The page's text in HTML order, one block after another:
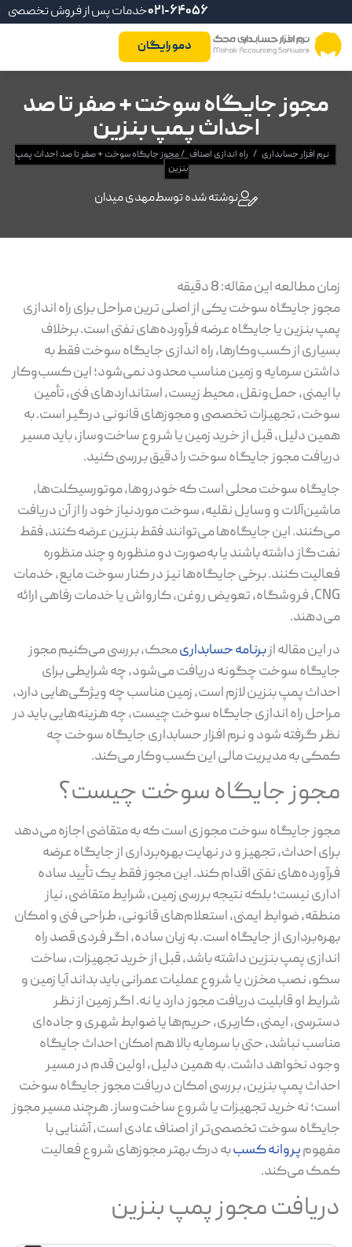
خدمات پس از فروش تخصصی021-64056
دمو رایگان
مجوز جایگاه سوخت + صفر تا صد
احداث پمپ بنزین
نرم افزار حسابداری / راه اندازی اصناف /مجوز جایگاه سوخت + صفر تا صد احداث پمپ
بنزین
نوشته شده توسطمهدی میدان
مطالعه این مقاله:8دقیقه
جایگاه سوخت یکی از اصلی‌ ترین مراحل برای راه اندازی
بنزین یا جایگاه عرضه فرآورده‌های نفتی است. برخلاف
از کسب‌وکارها، راه اندازی جایگاه سوخت فقط به
سرمایه و زمین مناسب محدود نمی‌شود؛ این کسب‌وکار
ایمنی، حمل‌ونقل، محیط زیست، استانداردهای فنی، تأمین
تجهیزات تخصصی و مجوزهای قانونی درگیر است. به
دلیل، قبل از خرید زمین یا شروع ساخت‌وساز، باید مسیر
مجوز جایگاه سوخت را دقیق بررسی کنید.
سوخت محلی است که خودروها، موتورسیکلت‌ها،
و وسایل نقلیه، سوخت موردنیاز خود را از آن دریافت
این جایگاه‌ها می‌توانند فقط بنزین عرضه کنند، فقط
داشته باشند یا به‌صورت دو منظوره و چند منظوره
کنند. برخی جایگاه‌ها نیز در کنار سوخت مایع، خدمات
CNG، فروشگاه، تعویض روغن، کارواش یا خدمات رفاهی ارائه
این مقاله ازبرنامه حسابداریمحک، بررسی می‌کنیم مجوز
سوخت چگونه دریافت می‌شود، چه شرایطی برای
پمپ بنزین لازم است، زمین مناسب چه ویژگی‌هایی دارد،
راه اندازی جایگاه سوخت چیست، چه هزینه‌هایی باید در
گرفته شود و نرم افزار حسابداری جایگاه سوخت چه
به مدیریت مالی این کسب‌وکار می‌کند.
جایگاه سوخت چیست؟
جایگاه سوخت مجوزی است که به متقاضی اجازه می‌دهد
احداث، تجهیز و در نهایت بهره‌برداری از جایگاه عرضه
نفتی اقدام کند. این مجوز فقط یک تأیید ساده
نیست؛ بلکه نتیجه بررسی زمین، شرایط متقاضی، نیاز
ضوابط ایمنی، استعلام‌های قانونی، طراحی فنی و امکان
از جایگاه است. به زبان ساده، اگر فردی قصد راه
پمپ بنزین داشته باشد، قبل از خرید تجهیزات، ساخت
نصب مخزن یا شروع عملیات عمرانی باید بداند آیا زمین و
او قابلیت دریافت مجوز دارد یا نه. اگر زمین از نظر
ایمنی، کاربری، حریم‌ها یا ضوابط شهری و جاده‌ای
نباشد، حتی با سرمایه بالا هم امکان احداث جایگاه
نخواهد داشت. به همین دلیل، اولین قدم در مسیر
پمپ بنزین، بررسی امکان دریافت مجوز جایگاه سوخت
نه خرید تجهیزات یا شروع ساخت‌وساز. هرچند مسیر مجوز
سوخت تخصصی‌تر از اصناف عادی است، آشنایی با
پروانه کسببه درک بهتر مجوزهای شروع فعالیت
می‌کند.
مجوز پمپ بنزین